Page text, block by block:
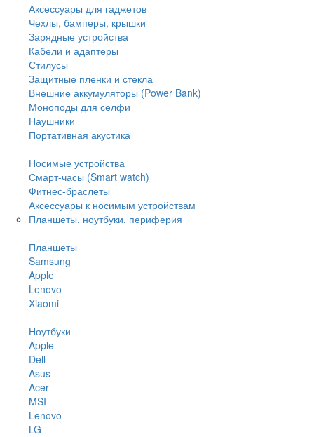
Аксессуары для гаджетов
Чехлы, бамперы, крышки
Зарядные устройства
Кабели и адаптеры
Стилусы
Защитные пленки и стекла
Внешние аккумуляторы (Power Bank)
Моноподы для селфи
Наушники
Портативная акустика
Носимые устройства
Смарт-часы (Smart watch)
Фитнес-браслеты
Аксессуары к носимым устройствам
Планшеты, ноутбуки, периферия
Планшеты
Samsung
Apple
Lenovo
Xiaomi
Ноутбуки
Apple
Dell
Asus
Acer
MSI
Lenovo
LG